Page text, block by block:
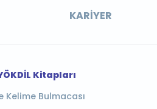
KARIYER
Kitapları
Kelime Bulmacası